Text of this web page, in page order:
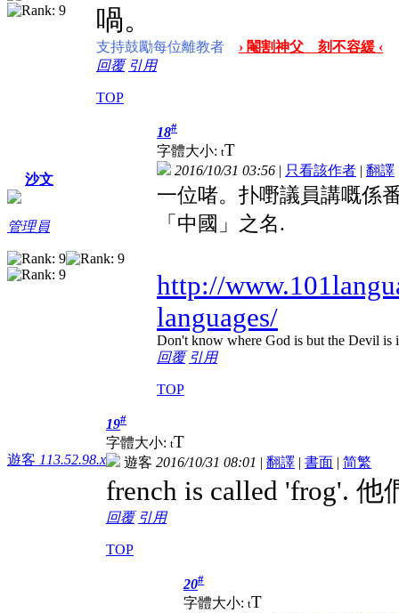
喎。
支持鼓勵每位離教者
› 閹割神父 刻不容緩 ‹
回覆 引用
TOP
沙文
管理員
18#
字體大小: tT
2016/10/31 03:56 | 只看該作者 | 翻譯
一位啫。扑嘢議員講嘅係
「中國」之名.
http://
languages/
Don't know where God is but the Devil is
回覆 引用
TOP
遊客 113.52.98.x
19#
字體大小: tT
遊客 2016/10/31 08:01 | 翻譯 | 書面 | 简繁
french is called 'frog'. 他
回覆 引用
TOP
20#
字體大小: tT